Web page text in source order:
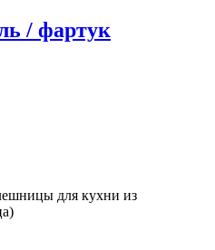
/ фартук
для кухни из